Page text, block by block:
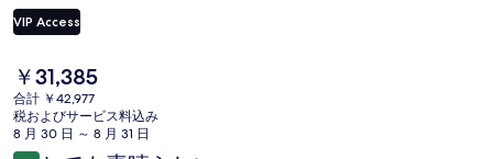
写
ギ
ャ
マーケットから徒歩 10 分圏内に位置しています。旅行者は親切な
スタッフやロケーションを高く評価しています。この宿泊施設から
では 2 分、ガバメント センター駅までは 4 分です。
VIP Access
現
在
の
料
金
￥31,385
合計 ￥42,977
税およびサービス料込み
8 月 30 日 ～ 8 月 31 日